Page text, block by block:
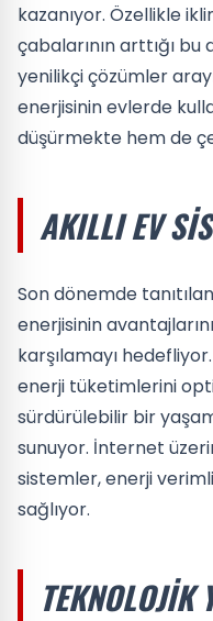
kazanıyor. Özellikle
çabalarının arttığı
yenilikçi çözümler
enerjisinin evlerde
düşürmekte hem de
AKILLI EV
Son dönemde tanıtılan
enerjisinin
karşılamayı
enerji tüketimlerini
sürdürülebilir bir
sunuyor. İnternet
sistemler, enerji
sağlıyor.
TEKNOLOJIK